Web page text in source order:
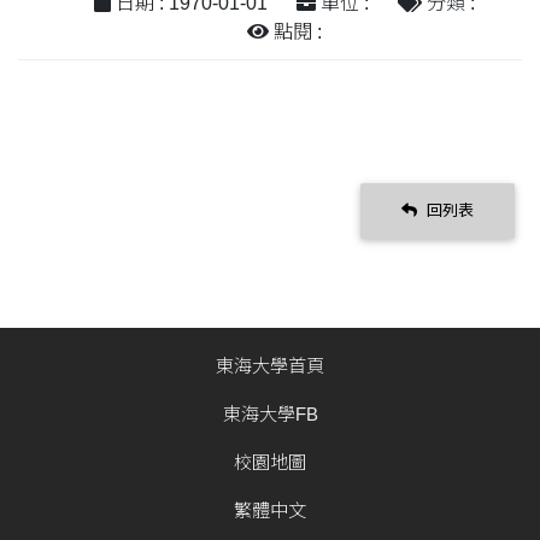
點閱 :
回列表
東海大學首頁
東海大學FB
校園地圖
繁體中文